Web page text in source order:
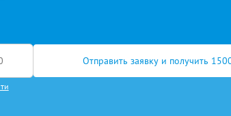
Отправить заявку и получить